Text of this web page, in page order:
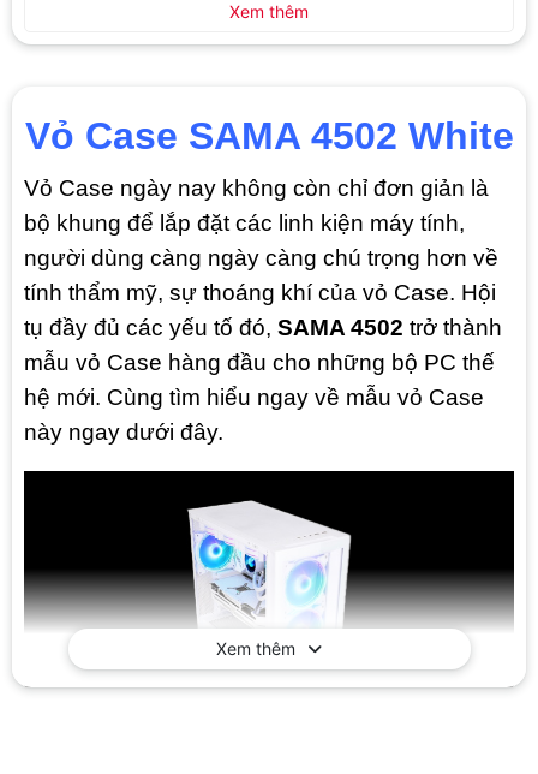
Vỏ Case SAMA 4502 White
Vỏ Case ngày nay không còn chỉ đơn giản là
bộ khung để lắp đặt các linh kiện máy tính,
người dùng càng ngày càng chú trọng hơn về
tính thẩm mỹ, sự thoáng khí của vỏ Case. Hội
tụ đầy đủ các yếu tố đó, SAMA 4502 trở thành
mẫu vỏ Case hàng đầu cho những bộ PC thế
hệ mới. Cùng tìm hiểu ngay về mẫu vỏ Case
này ngay dưới đây.
Xem thêm
Xem thêm